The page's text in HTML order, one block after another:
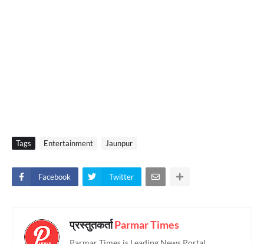
Tags Entertainment Jaunpur
Facebook Twitter
प्रस्तुतकर्ताParmar Times